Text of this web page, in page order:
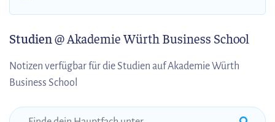
Studien@ Akademie Würth Business School
Notizen verfügbar für die Studien auf Akademie Würth
Business School